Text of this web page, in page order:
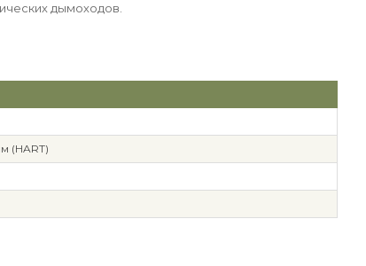
дымоходов.
(HART)